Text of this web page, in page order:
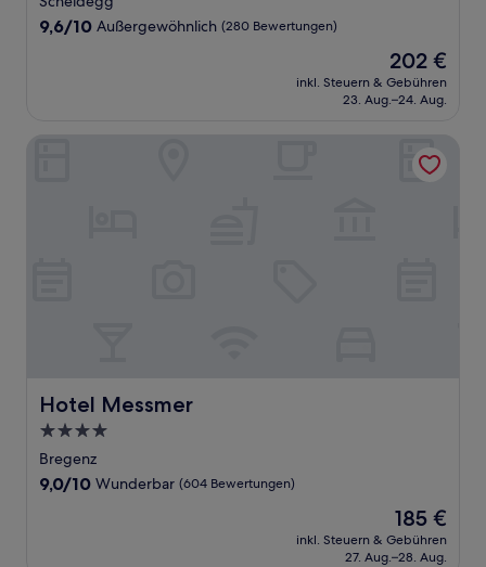
Unterkunft
9.6
9,6/10 Außergewöhnlich (280 Bewertungen)
Der
Preis
beträgt
202 €
inkl. Steuern & Gebühren
23. Aug.–24. Aug.
Hotel Messmer
Hotel Messmer
4.0-
Sterne-
Unterkunft
Bregenz
9.0
9,0/10 Wunderbar (604 Bewertungen)
Der
Preis
beträgt
185 €
inkl. Steuern & Gebühren
27. Aug.–28. Aug.